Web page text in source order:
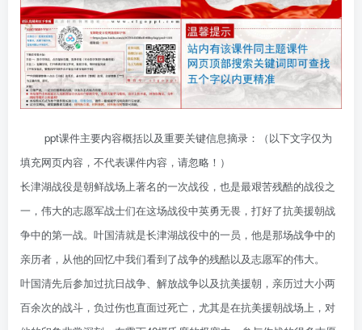
ppt课件主要内容概括以及重要关键信息摘录：（以下文字仅为
填充网页内容，不代表课件内容，请忽略！）
长津湖战役是朝鲜战场上著名的一次战役，也是最艰苦残酷的战役之
一，伟大的志愿军战士们在这场战役中英勇无畏，打好了抗美援朝战
争中的第一战。叶国清就是长津湖战役中的一员，他是那场战争中的
亲历者，从他的回忆中我们看到了战争的残酷以及志愿军的伟大。
叶国清先后参加过抗日战争、解放战争以及抗美援朝，亲历过大小两
百余次的战斗，负过伤也直面过死亡，尤其是在抗美援朝战场上，对